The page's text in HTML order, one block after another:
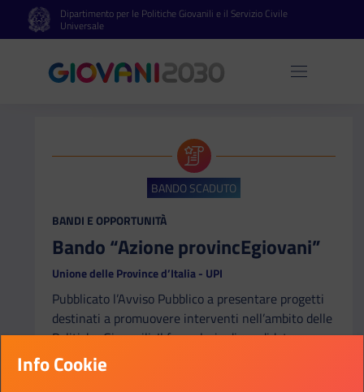
Vai al contenuto principale
Vai al footerDipartimento per le Politiche Giovanili e il Servizio Civile
Universale
Apri
BANDO SCADUTO
CATEGORIA:
BANDI E OPPORTUNITÀ
Bando “Azione provincEgiovani”
Unione delle Province d’Italia - UPI
Pubblicato l’Avviso Pubblico a presentare progetti
destinati a promuovere interventi nell’ambito delle
Politiche Giovanili. Il formulario di candidatura,
corredato dalle schede finanziarie e dagli allegati, è
disponibile sul sito UPI.
Info Cookie